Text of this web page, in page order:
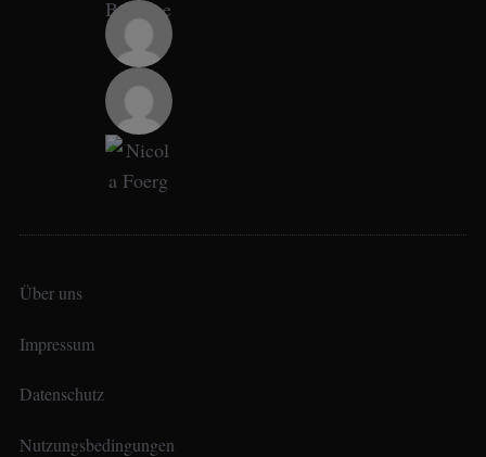
Über uns
Impressum
Datenschutz
Nutzungsbedingungen